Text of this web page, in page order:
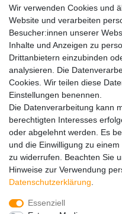
Wir verwenden Cookies und
Website und verarbeiten
Besucher:innen unserer
Inhalte und Anzeigen zu
Drittanbietern einzubinden
analysieren. Die
Cookies. Wir teilen diese
Einstellungen benennen.
Die Datenverarbeitung kann
berechtigten Interesses
oder abgelehnt werden. Es
und die Einwilligung zu
zu widerrufen. Beachten Sie
Hinweise zur Verwendung
Daten­schutz­erklärung
Essenziell
Widerrufs­recht
Hinweise zur
Im Zusammenhang mit
der Lieferung von
verpflichtet, Sie auf
Sie sind zur Rückgabe
gesetzlich verpflichtet.
Neubatterien im
unentgeltlich an unserem
zurückgeben. Die auf den
haben folgende Bedeutung:
Das Symbol der
die Batterie nicht in den